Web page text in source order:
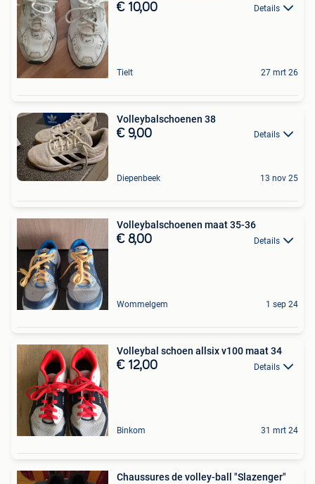
€ 10,00 Details
Tielt 27 mrt 26
Volleybalschoenen 38
€ 9,00 Details
Diepenbeek 13 nov 25
Volleybalschoenen maat 35-36
€ 8,00 Details
Wommelgem 1 sep 24
Volleybal schoen allsix v100 maat 34
€ 12,00 Details
Binkom 31 mrt 24
Chaussures de volley-ball "Slazenger"